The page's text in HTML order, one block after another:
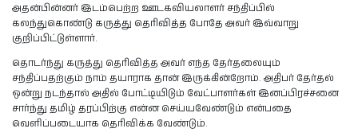
அதன்பின்னர் இடம்பெற்ற ஊடகவியலாளர் சந்திப்பில்
கலந்துகொண்டு கருத்து தெரிவித்த போதே அவர் இவ்வாறு
குறிப்பிட்டுள்ளார்.
தொடர்ந்து கருத்து தெரிவித்த அவர் எந்த தேர்தலையும்
சந்திப்பதற்கும் நாம் தயாராக தான் இருக்கின்றோம். அதிபர் தேர்தல்
ஒன்று நடந்தால் அதில் போட்டியிடும் வேட்பாளர்கள் இனப்பிரச்சனை
சார்ந்து தமிழ் தரப்பிற்கு என்ன செய்யவேண்டும் என்பதை
வெளிப்படையாக தெரிவிக்க வேண்டும்.